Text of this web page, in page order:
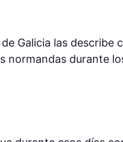
Galicia las describe
normandas durante